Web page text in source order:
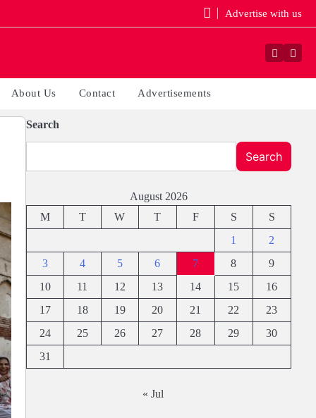
Advertise with us
Facebook
About Us Contact Advertisements
Search
Search
August 2026
M
T W T F S
S
1
2
3
4 5 6 7 8
9
10
11 12 13 14 15
16
17
18 19 20 21 22
23
24
25 26 27 28 29
30
31
« Jul